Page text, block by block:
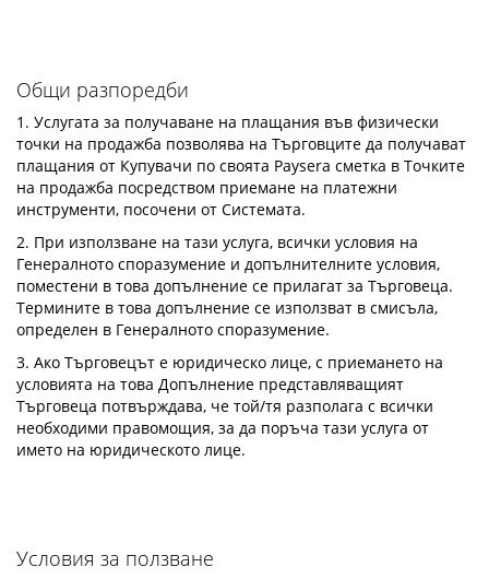
Общи разпоредби
1. Услугата за получаване на плащания във физически
точки на продажба позволява на Търговците да получават
плащания от Купувачи по своята Paysera сметка в Точките
на продажба посредством приемане на платежни
инструменти, посочени от Системата.
2. При използване на тази услуга, всички условия на
Генералното споразумение и допълнителните условия,
поместени в това допълнение се прилагат за Търговеца.
Термините в това допълнение се използват в смисъла,
определен в Генералното споразумение.
3. Ако Търговецът е юридическо лице, с приемането на
условията на това Допълнение представляващият
Търговеца потвърждава, че той/тя разполага с всички
необходими правомощия, за да поръча тази услуга от
името на юридическото лице.
Условия за ползване